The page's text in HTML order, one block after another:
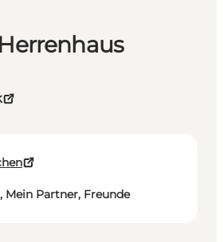
Mein Partner, Freunde